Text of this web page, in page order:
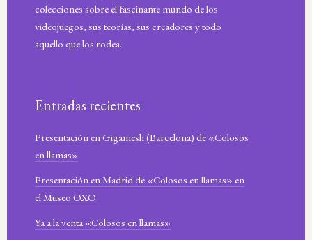
colecciones sobre el fascinante mundo de los
videojuegos, sus teorías, sus creadores y todo
aquello que los rodea.
Entradas recientes
Presentación en Gigamesh (Barcelona) de «Colosos
en llamas»
Presentación en Madrid de «Colosos en llamas» en
el Museo OXO.
Ya a la venta «Colosos en llamas»